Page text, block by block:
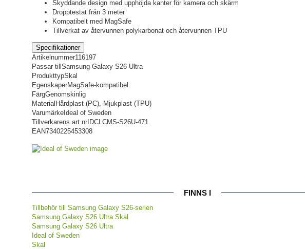
Skyddande design med upphöjda kanter för kamera och skärm
Dropptestat från 3 meter
Kompatibelt med MagSafe
Tillverkat av återvunnen polykarbonat och återvunnen TPU
Specifikationer
Artikelnummer116197
Passar till Samsung Galaxy S26 Ultra
ProdukttypSkal
EgenskaperMagSafe-kompatibel
FärgGenomskinlig
Material Hårdplast (PC), Mjukplast (TPU)
Varumärke Ideal of Sweden
Tillverkarens art nr IDCLCMS-S26U-471
EAN7340225453308
FINNS I
Tillbehör till Samsung Galaxy S26-serien
Samsung Galaxy S26 Ultra Skal
Samsung Galaxy S26 Ultra
Ideal of Sweden
Skal